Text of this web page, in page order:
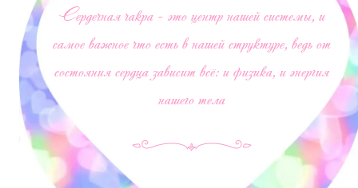
Сердечная чакра - это центр нашей системы, и
самое важное что есть в нашей структуре, ведь от
состояния сердца зависит всё: и физика, и энергия
нашего тела